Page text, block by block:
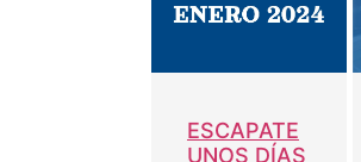
ESCAPATE
UNOS DÍAS